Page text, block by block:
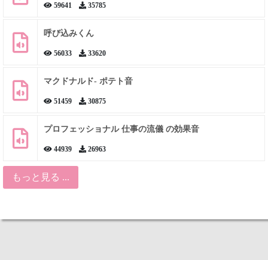
59641 35785
呼び込みくん
56033 33620
マクドナルド- ポテト音
51459 30875
プロフェッショナル 仕事の流儀 の効果音
44939 26963
もっと見る ...